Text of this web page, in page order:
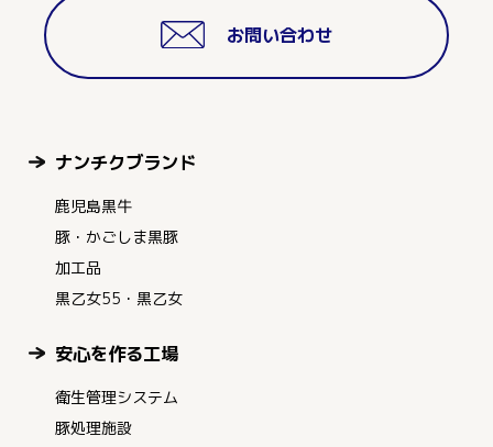
お問い合わせ
ナンチクブランド
鹿児島黒牛
豚・かごしま黒豚
加工品
黒乙女55・黒乙女
安心を作る工場
衛生管理システム
豚処理施設